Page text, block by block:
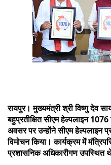
रायपुर। मुख्यमंत्री श्री विष्णु देव
बहुप्रतीक्षित सीएम हेल्पलाइन
अवसर पर उन्होंने सीएम हेल्पलाइन
विमोचन किया। कार्यक्रम में
प्रशासनिक अधिकारीगण उपस्थित